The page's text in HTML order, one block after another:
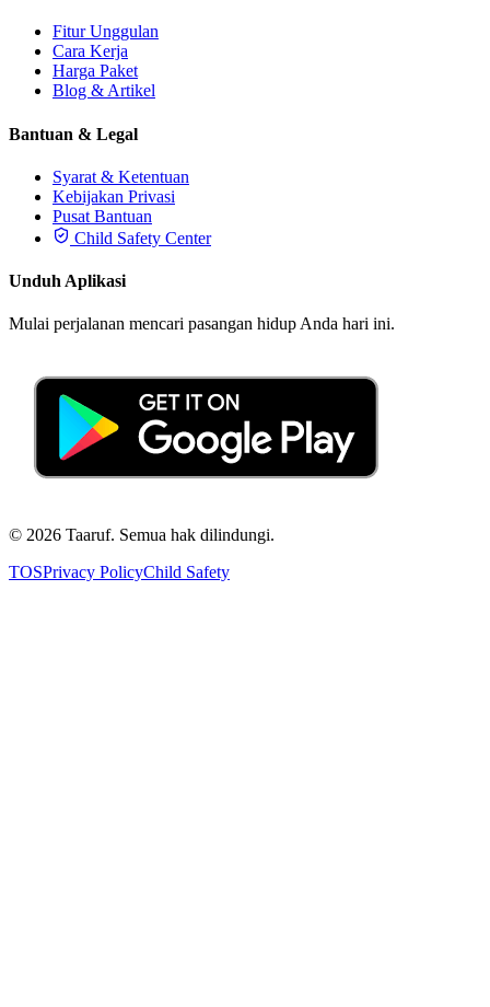
Fitur Unggulan
Cara Kerja
Harga Paket
Blog & Artikel
Bantuan & Legal
Syarat & Ketentuan
Kebijakan Privasi
Pusat Bantuan
Child Safety Center
Unduh Aplikasi
Mulai perjalanan mencari pasangan hidup Anda hari ini.
© 2026 Taaruf. Semua hak dilindungi.
TOSPrivacy PolicyChild Safety